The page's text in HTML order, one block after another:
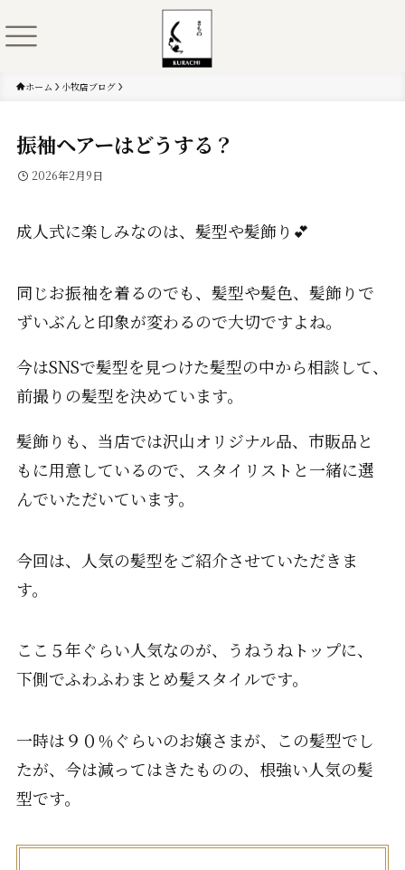
ホーム 小牧店ブログ
振袖ヘアーはどうする？
2026年2月9日
成人式に楽しみなのは、髪型や髪飾り💕
同じお振袖を着るのでも、髪型や髪色、髪飾りで
ずいぶんと印象が変わるので大切ですよね。
今はSNSで髪型を見つけた髪型の中から相談して、
前撮りの髪型を決めています。
髪飾りも、当店では沢山オリジナル品、市販品と
もに用意しているので、スタイリストと一緒に選
んでいただいています。
今回は、人気の髪型をご紹介させていただきま
す。
ここ５年ぐらい人気なのが、うねうねトップに、
下側でふわふわまとめ髪スタイルです。
一時は９０％ぐらいのお嬢さまが、この髪型でし
たが、今は減ってはきたものの、根強い人気の髪
型です。